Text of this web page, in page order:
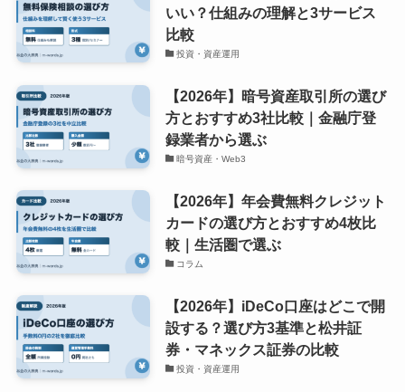
いい？仕組みの理解と3サービス
比較
投資・資産運用
【2026年】暗号資産取引所の選び
方とおすすめ3社比較｜金融庁登
録業者から選ぶ
暗号資産・Web3
【2026年】年会費無料クレジット
カードの選び方とおすすめ4枚比
較｜生活圏で選ぶ
コラム
【2026年】iDeCo口座はどこで開
設する？選び方3基準と松井証
券・マネックス証券の比較
投資・資産運用